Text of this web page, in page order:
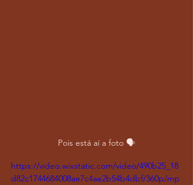
Pois está aí a foto 🗣️
https://video.wixstatic.com/video/490b25_18
d82c1744684008ae7c4ae2b54b4dbf/360p/mp